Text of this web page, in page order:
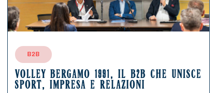
B2B
VOLLEY BERGAMO 1991, IL B2B CHE UNISCE
SPORT, IMPRESA E RELAZIONI